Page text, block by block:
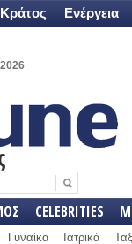
Κράτος Ενέργεια
CELEBRITIES
Γυναίκα Ιατρικά